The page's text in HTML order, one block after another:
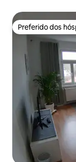
Preferido dos
Preferido dos